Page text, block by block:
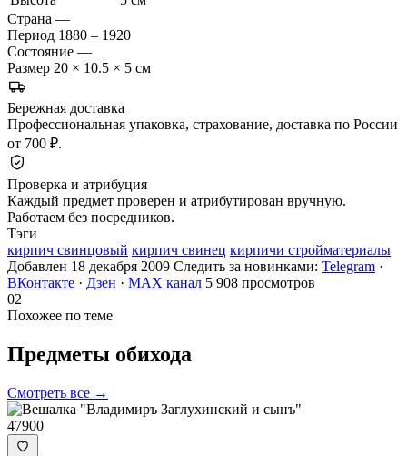
Страна —
Период 1880 – 1920
Состояние —
Размер 20 × 10.5 × 5 см
Бережная доставка
Профессиональная упаковка, страхование, доставка по России
от 700 ₽.
Проверка и атрибуция
Каждый предмет проверен и атрибутирован вручную.
Работаем без посредников.
Тэги
кирпич свинцовый кирпич свинец кирпичи стройматериалы
Добавлен 18 декабря 2009 Следить за новинками: Telegram ·
ВКонтакте · Дзен · MAX канал 5 908 просмотров
02
Похожее по теме
Предметы обихода
Смотреть все →
47900